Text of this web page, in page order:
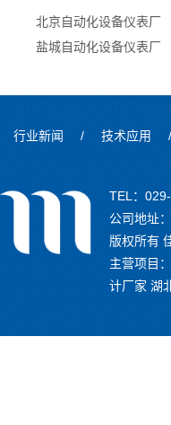
北京自动化设备仪表厂
盐城自动化设备仪表厂
行业新闻 / 技术应用 /
TEL：
公司地址
版权所有
主营项目：
计厂家 湖